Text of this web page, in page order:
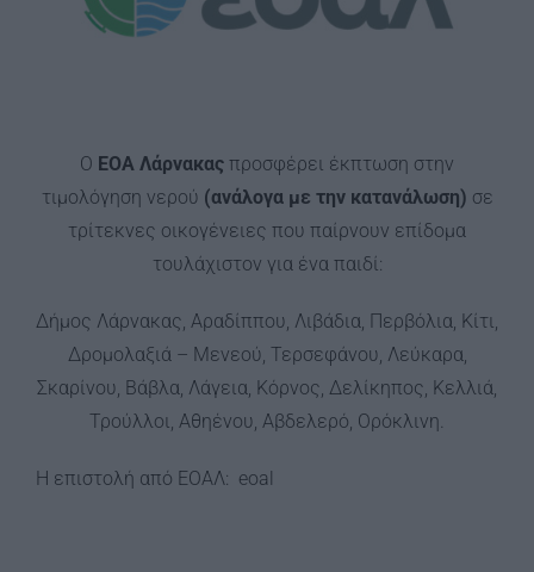
Ο ΕΟΑ Λάρνακας προσφέρει έκπτωση στην
τιμολόγηση νερού (ανάλογα με την κατανάλωση) σε
τρίτεκνες οικογένειες που παίρνουν επίδομα
τουλάχιστον για ένα παιδί:
Δήμος Λάρνακας, Αραδίππου, Λιβάδια, Περβόλια, Κίτι,
Δρομολαξιά – Μενεού, Τερσεφάνου, Λεύκαρα,
Σκαρίνου, Βάβλα, Λάγεια, Κόρνος, Δελίκηπος, Κελλιά,
Τρούλλοι, Αθηένου, Αβδελερό, Ορόκλινη.
Η επιστολή από ΕΟΑΛ: eoal